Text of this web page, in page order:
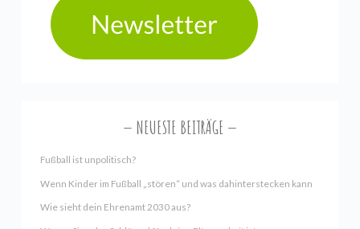
NEUESTE BEITRÄGE
Fußball ist unpolitisch?
Wenn Kinder im Fußball „stören“ und was dahinterstecken kann
Wie sieht dein Ehrenamt 2030 aus?